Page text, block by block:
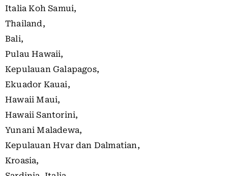
Italia Koh Samui,
Thailand,
Bali,
Pulau Hawaii,
Kepulauan Galapagos,
Ekuador Kauai,
Hawaii Maui,
Hawaii Santorini,
Yunani Maladewa,
Kepulauan Hvar dan Dalmatian,
Kroasia,